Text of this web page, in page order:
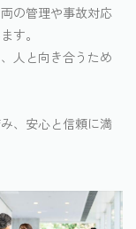
の管理や事故対応
す。
人と向き合うため
、安心と信頼に満